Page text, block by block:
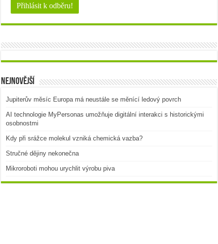
Nejnovější
Jupiterův měsíc Europa má neustále se měnící ledový povrch
AI technologie MyPersonas umožňuje digitální interakci s historickými
osobnostmi
Kdy při srážce molekul vzniká chemická vazba?
Stručné dějiny nekonečna
Mikroroboti mohou urychlit výrobu piva